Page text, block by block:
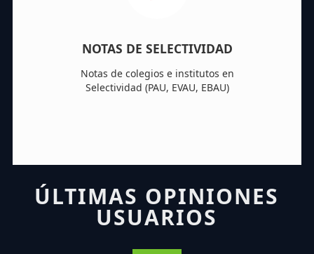
NOTAS DE SELECTIVIDAD
Notas de colegios e institutos en
Selectividad (PAU, EVAU, EBAU)
ÚLTIMAS OPINIONES
USUARIOS